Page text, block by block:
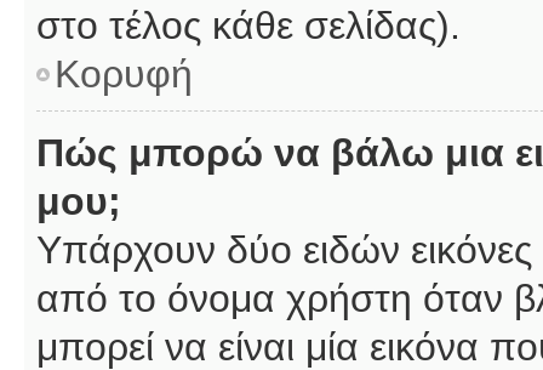
στο τέλος κάθε σελίδας).
Κορυφή
Πώς μπορώ να βάλω μια
μου;
Υπάρχουν δύο ειδών
από το όνομα χρήστη όταν
μπορεί να είναι μία εικόνα